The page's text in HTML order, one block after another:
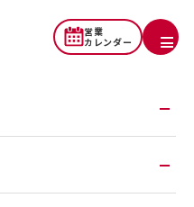
営業
カレンダー